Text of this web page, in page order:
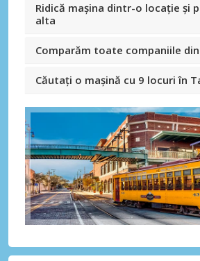
Ridică mașina dintr-o locație și
alta
Comparăm toate companiile
Căutați o mașină cu 9 locuri în